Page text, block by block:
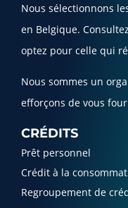
Nous sélectionnons
en Belgique.
optez pour celle qui
Nous sommes un
efforçons de vous
CRÉDITS
Prêt personnel
Crédit à la
Regroupement de